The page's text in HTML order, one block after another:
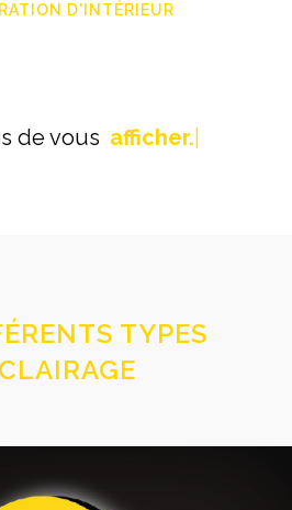
D'INTÉRIEUR
de vous disting|
TYPES